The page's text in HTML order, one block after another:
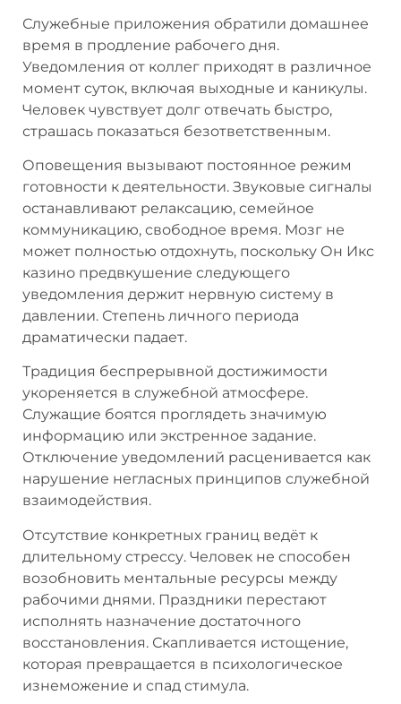
Служебные приложения обратили домашнее
время в продление рабочего дня.
Уведомления от коллег приходят в различное
момент суток, включая выходные и каникулы.
Человек чувствует долг отвечать быстро,
страшась показаться безответственным.
Оповещения вызывают постоянное режим
готовности к деятельности. Звуковые сигналы
останавливают релаксацию, семейное
коммуникацию, свободное время. Мозг не
может полностью отдохнуть, поскольку Он Икс
казино предвкушение следующего
уведомления держит нервную систему в
давлении. Степень личного периода
драматически падает.
Традиция беспрерывной достижимости
укореняется в служебной атмосфере.
Служащие боятся проглядеть значимую
информацию или экстренное задание.
Отключение уведомлений расценивается как
нарушение негласных принципов служебной
взаимодействия.
Отсутствие конкретных границ ведёт к
длительному стрессу. Человек не способен
возобновить ментальные ресурсы между
рабочими днями. Праздники перестают
исполнять назначение достаточного
восстановления. Скапливается истощение,
которая превращается в психологическое
изнеможение и спад стимула.